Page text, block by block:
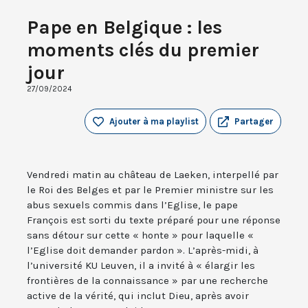
Pape en Belgique : les
moments clés du premier
jour
27/09/2024
Partager
Ajouter à ma playlist
Vendredi matin au château de Laeken, interpellé par
le Roi des Belges et par le Premier ministre sur les
abus sexuels commis dans l’Eglise, le pape
François est sorti du texte préparé pour une réponse
sans détour sur cette « honte » pour laquelle «
l’Eglise doit demander pardon ». L’après-midi, à
l’université KU Leuven, il a invité à « élargir les
frontières de la connaissance » par une recherche
active de la vérité, qui inclut Dieu, après avoir